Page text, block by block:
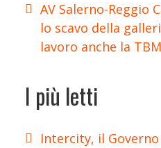
AV Salerno-Reggio
lo scavo della
lavoro anche la
I più letti
Intercity, il